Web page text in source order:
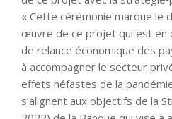
« Cette cérémonie marque le
œuvre de ce projet qui est en
de relance économique des
à accompagner le secteur
effets néfastes de la
s’alignent aux objectifs de la